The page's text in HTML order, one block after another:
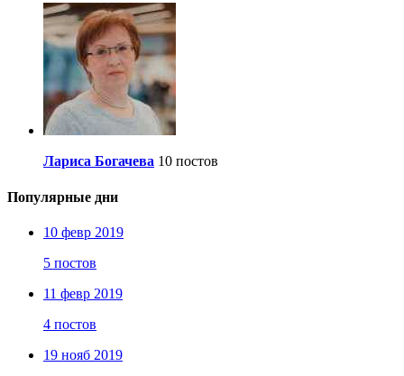
Лариса Богачева 10 постов
Популярные дни
10 февр 2019
5 постов
11 февр 2019
4 постов
19 нояб 2019